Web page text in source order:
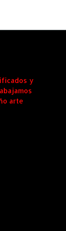
y
arte